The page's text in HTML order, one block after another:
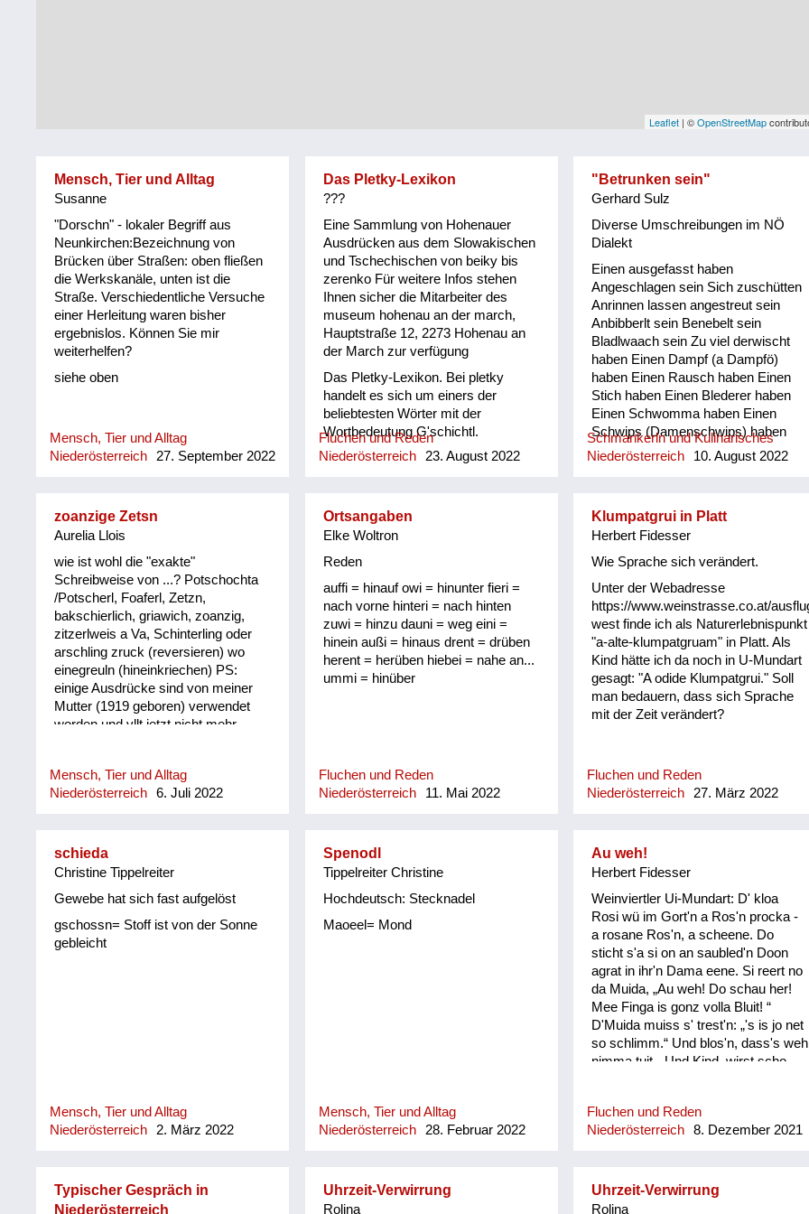
Leaflet | ©OpenStreetMap
Mensch, Tier und Alltag
Susanne
"Dorschn" - lokaler Begriff aus
Neunkirchen:Bezeichnung von
Brücken über Straßen: oben fließen
die Werkskanäle, unten ist die
Straße. Verschiedentliche Versuche
einer Herleitung waren bisher
ergebnislos. Können Sie mir
weiterhelfen?
siehe oben
Mensch, Tier und Alltag
Niederösterreich
27. September 2022
Das Pletky-Lexikon
???
Eine Sammlung von Hohenauer
Ausdrücken aus dem Slowakischen
und Tschechischen von beiky bis
zerenko Für weitere Infos stehen
Ihnen sicher die Mitarbeiter des
museum hohenau an der march,
Hauptstraße 12, 2273 Hohenau an
der March zur verfügung
Das Pletky-Lexikon. Bei pletky
handelt es sich um einers der
beliebtesten Wörter mit der
Wortbedeutung G'schichtl.
Fluchen und Reden
Niederösterreich
23. August 2022
"Betrunken sein"
Gerhard Sulz
Diverse Umschreibungen im NÖ
Dialekt
Einen ausgefasst haben
Angeschlagen sein Sich zuschütten
Anrinnen lassen angestreut sein
Anbibberlt sein Benebelt sein
Bladlwaach sein Zu viel derwischt
haben Einen Dampf (a Dampfö)
haben Einen Rausch haben Einen
Stich haben Einen Blederer haben
Einen Schwomma haben Einen
Schwips (Damenschwips) haben
Einen in der Krone haben Einen
Tampas haben Einen Surrer haben
sitzen haben Einen picken haben
Einen hocken haben Sich einen
angezüchtet haben Angebledert sein
a Häusltschik Tutti completti sein
(voll) zua sein Bummzua sein
Angesoffen sein Wie ein Radi
angesoffen Der is angschwaschelt
Der is randvoll Er ist anbirschtlt Er is
angesäuselt Er is zuagschütt Er is
ontschechert Der is ja schon gaunz
steif Der is steif (steifer Blick) Fett
angekübelt sein Angestochen sein
versumpft...
Schmankerln und Kulinarisches
Niederösterreich
10. August 2022
zoanzige Zetsn
Aurelia Llois
wie ist wohl die "exakte"
Schreibweise von ...? Potschochta
/Potscherl, Foaferl, Zetzn,
bakschierlich, griawich, zoanzig,
zitzerlweis a Va, Schinterling oder
arschling zruck (reversieren) wo
einegreuln (hineinkriechen) PS:
einige Ausdrücke sind von meiner
Mutter (1919 geboren) verwendet
worden und vllt jetzt nicht mehr
Mensch, Tier und Alltag
Niederösterreich
6. Juli 2022
Ortsangaben
Elke Woltron
Reden
auffi = hinauf owi = hinunter fieri =
nach vorne hinteri = nach hinten
zuwi = hinzu dauni = weg eini =
hinein außi = hinaus drent = drüben
herent = herüben hiebei = nahe an...
ummi = hinüber
Fluchen und Reden
Niederösterreich
11. Mai 2022
Klumpatgrui in Platt
Herbert Fidesser
Wie Sprache sich verändert.
Unter der Webadresse
https://www.weinstrasse.co.at/
west finde ich als Naturerlebnispunkt
"a-alte-klumpatgruam" in Platt. Als
Kind hätte ich da noch in U-Mundart
gesagt: "A odide Klumpatgrui." Soll
man bedauern, dass sich Sprache
mit der Zeit verändert?
Fluchen und Reden
Niederösterreich
27. März 2022
schieda
Christine Tippelreiter
Gewebe hat sich fast aufgelöst
gschossn= Stoff ist von der Sonne
gebleicht
Mensch, Tier und Alltag
Niederösterreich
2. März 2022
Spenodl
Tippelreiter Christine
Hochdeutsch: Stecknadel
Maoeel= Mond
Mensch, Tier und Alltag
Niederösterreich
28. Februar 2022
Au weh!
Herbert Fidesser
Weinviertler Ui-Mundart: D' kloa
Rosi wü im Gort'n a Ros'n procka -
a rosane Ros'n, a scheene. Do
sticht s'a si on an saubled'n Doon
agrat in ihr'n Dama eene. Si reert no
da Muida, „Au weh! Do schau her!
Mee Finga is gonz volla Bluit! “
D'Muida muiss s' trest'n: „'s is jo net
so schlimm.“ Und blos'n, dass's weh
nimma tuit. „Und Kind, wirst scho
Rosi erscht recht o ins Plaz'n: "Und
wonn… und wonn… und wonn…
Fluchen und Reden
Niederösterreich
8. Dezember 2021
Typischer Gespräch in
Niederösterreich
Uhrzeit-Verwirrung
Rolina
Uhrzeit-Verwirrung
Rolina